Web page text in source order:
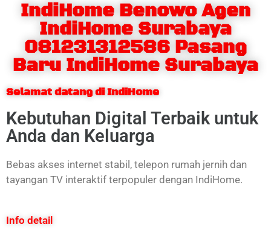
IndiHome Benowo Agen
IndiHome Surabaya
081231312586 Pasang
Baru IndiHome Surabaya
Selamat datang di IndiHome
Kebutuhan Digital Terbaik untuk
Anda dan Keluarga
Bebas akses internet stabil, telepon rumah jernih dan
tayangan TV interaktif terpopuler dengan IndiHome.
Info detail